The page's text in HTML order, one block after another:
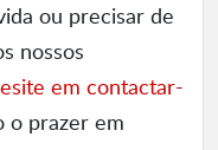
ou precisar de
nossos
em contactar-
o prazer em